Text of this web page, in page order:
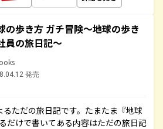
の歩き方 ガチ冒険～地球の歩き
員の旅日記～
発売
ただの旅日記です。たまたま『地球
だけで書いてある内容はただの旅日記